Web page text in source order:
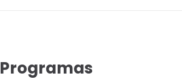
Programas